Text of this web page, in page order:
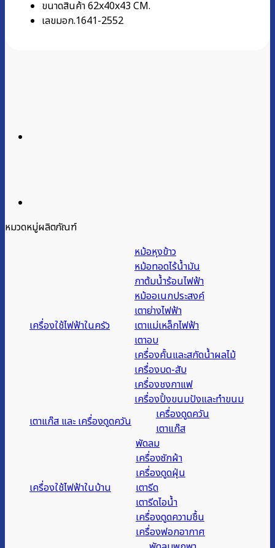
ขนาดสินค้า 62x40x43 CM.
เลขมอก.1641-2552
หมวดหมู่ผลิตภัณฑ์
เครื่องใช้ไฟฟ้าในครัว
หม้อหุงข้าว
หม้อทอดไร้น้ำมัน
กาต้มน้ำร้อนไฟฟ้า
หม้ออเนกประสงค์
เตาย่างไฟฟ้า
เตาแม่เหล็กไฟฟ้า
เตาอบ
เครื่องคั้นและสกัดน้ำผลไม้
เครื่องบด-สับ
เครื่องชงกาแฟ
เครื่องปิ้งขนมปังและทำขนม
เตาแก๊ส และ เครื่องดูดควัน
เครื่องดูดควัน
เตาแก๊ส
เครื่องใช้ไฟฟ้าในบ้าน
พัดลม
เครื่องซักผ้า
เครื่องดูดฝุ่น
เตารีด
เตารีดไอน้ำ
เครื่องดูดความชื้น
เครื่องฟอกอากาศ